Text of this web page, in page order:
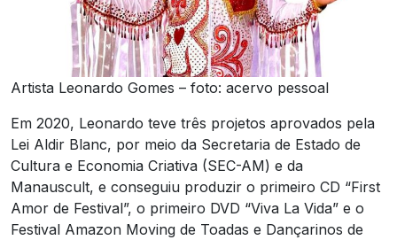
Artista Leonardo Gomes – foto: acervo pessoal
Em 2020, Leonardo teve três projetos aprovados pela
Lei Aldir Blanc, por meio da Secretaria de Estado de
Cultura e Economia Criativa (SEC-AM) e da
Manauscult, e conseguiu produzir o primeiro CD “First
Amor de Festival”, o primeiro DVD “Viva La Vida” e o
Festival Amazon Moving de Toadas e Dançarinos de